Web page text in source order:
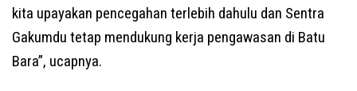
kita upayakan pencegahan terlebih dahulu dan Sentra
Gakumdu tetap mendukung kerja pengawasan di Batu
Bara”, ucapnya.